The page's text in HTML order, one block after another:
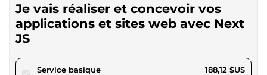
Je vais réaliser et concevoir vos
applications et sites web avec Next
JS
Service basiquepour 173,38 $US 188,12 $US